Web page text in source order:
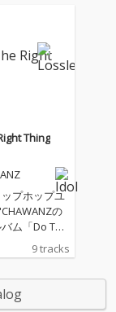
こ」に加
トメンバー
」が参加！
MADNES
Right Thi
ライブ活動
キルを思う
した集大
にふさわし
、O'CHAWA
性ラッパー
Thing
プホップユ
の
ム「Do The
」ネクスト
新たなO'CH
の中、初の
イブ「Do T
9 tracks